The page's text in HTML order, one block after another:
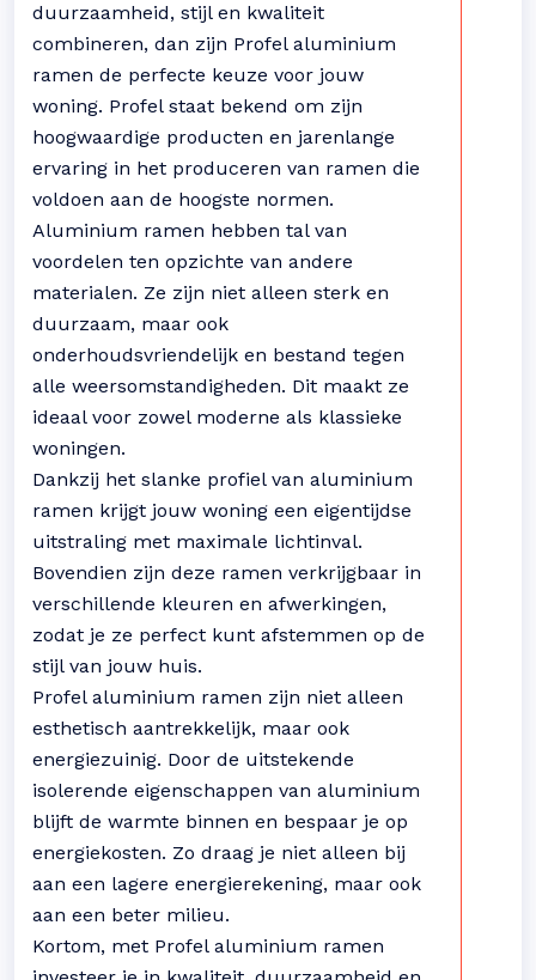
duurzaamheid, stijl en kwaliteit
combineren, dan zijn Profel aluminium
ramen de perfecte keuze voor jouw
woning. Profel staat bekend om zijn
hoogwaardige producten en jarenlange
ervaring in het produceren van ramen die
voldoen aan de hoogste normen.
Aluminium ramen hebben tal van
voordelen ten opzichte van andere
materialen. Ze zijn niet alleen sterk en
duurzaam, maar ook
onderhoudsvriendelijk en bestand tegen
alle weersomstandigheden. Dit maakt ze
ideaal voor zowel moderne als klassieke
woningen.
Dankzij het slanke profiel van aluminium
ramen krijgt jouw woning een eigentijdse
uitstraling met maximale lichtinval.
Bovendien zijn deze ramen verkrijgbaar in
verschillende kleuren en afwerkingen,
zodat je ze perfect kunt afstemmen op de
stijl van jouw huis.
Profel aluminium ramen zijn niet alleen
esthetisch aantrekkelijk, maar ook
energiezuinig. Door de uitstekende
isolerende eigenschappen van aluminium
blijft de warmte binnen en bespaar je op
energiekosten. Zo draag je niet alleen bij
aan een lagere energierekening, maar ook
aan een beter milieu.
Kortom, met Profel aluminium ramen